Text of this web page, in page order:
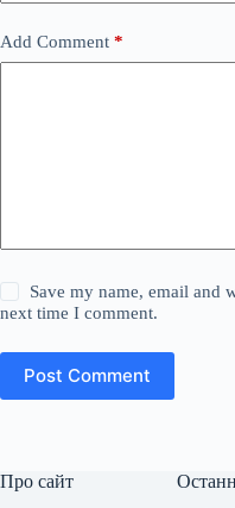
Add Comment *
Save my name, email and
next time I comment.
Post Comment
Про сайт